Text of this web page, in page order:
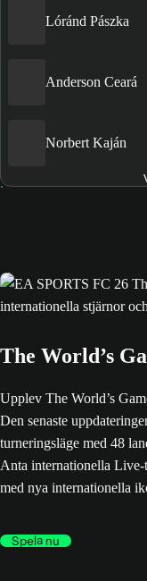
Lóránd Pászka
Anderson Ceará
Norbert Kaján
The World’s
Upplev The World’s
Den senaste
turneringsläge med 48
Anta internationella
med nya internationella
Spela nu